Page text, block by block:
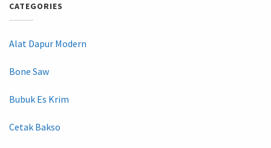
CATEGORIES
Alat Dapur Modern
Bone Saw
Bubuk Es Krim
Cetak Bakso